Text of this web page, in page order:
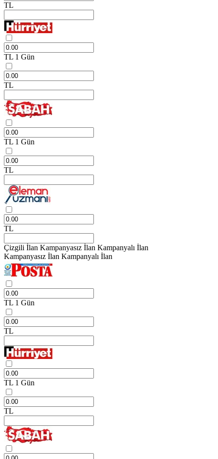
TL
TL 1 Gün
TL
TL 1 Gün
TL
TL
Çizgili İlan Kampanyasız İlan Kampanyalı İlan
Kampanyasız İlan Kampanyalı İlan
TL 1 Gün
TL
TL 1 Gün
TL